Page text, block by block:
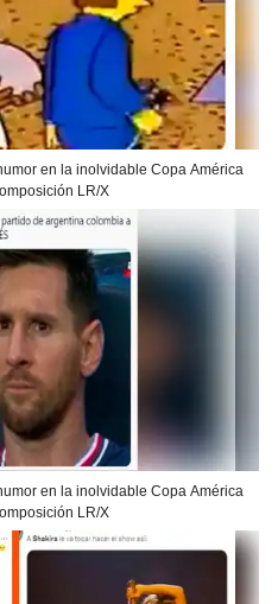
en la inolvidable Copa América
LR/X
en la inolvidable Copa América
LR/X